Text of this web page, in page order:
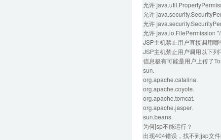
允许
允许
允许
允许 java.io.FilePermission
JSP主机禁止用户直接调用哪
JSP主机禁止用户调用以下
信息极有可能是用户上传了
sun.
org.apache.catalina.
org.apache.coyote.
org.apache.tomcat.
org.apache.jasper.
sun.beans.
为何jsp不能运行？
出现404错误，找不到jsp文